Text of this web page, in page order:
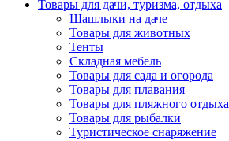
Товары для дачи, туризма, отдыха
Шашлыки на даче
Товары для животных
Тенты
Складная мебель
Товары для сада и огорода
Товары для плавания
Товары для пляжного отдыха
Товары для рыбалки
Туристическое снаряжение